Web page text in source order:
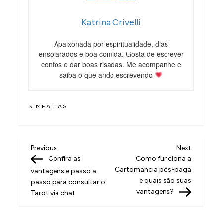
Katrina Crivelli
Apaixonada por espiritualidade, dias
ensolarados e boa comida. Gosta de escrever
contos e dar boas risadas. Me acompanhe e
saiba o que ando escrevendo
SIMPATIAS
N
a
v
e
Previous
Post
Previous
Confira as
vantagens e passo a
passo para consultar o
Tarot via chat
Next
Post
Next
Como funciona a
Cartomancia pós-paga
e quais são suas
vantagens?